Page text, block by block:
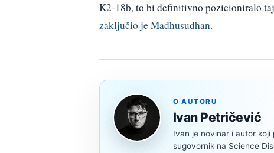
K2-18b, to bi definitivno pozicioniralo
zaključio je Madhusudhan.
O AUTORU
Ivan Petričević
Ivan je novinar i autor
sugovornik na Science